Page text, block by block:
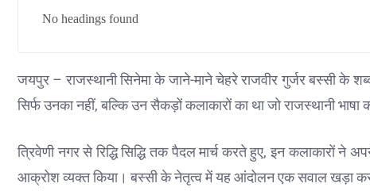
No headings found
जयपुर – राजस्थानी सिनेमा के जाने-माने चेहरे राजवीर गुर्जर बस्सी के
सिर्फ उनका नहीं, बल्कि उन सैकड़ों कलाकारों का था जो राजस्थानी
त्रिवेणी नगर से रिद्धि सिद्धि तक पैदल मार्च करते हुए, इन कलाकारों ने
आक्रोश व्यक्त किया। बस्सी के नेतृत्व में यह आंदोलन एक सवाल खड़ा